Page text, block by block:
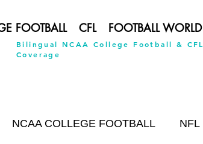
FOOTBALL CFL FOOTBALL WORLD
Bilingual NCAA College Football & CFL
Coverage
NCAA COLLEGE FOOTBALL NFL